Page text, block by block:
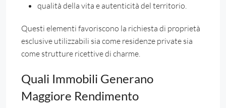
qualità della vita e autenticità del territorio.
Questi elementi favoriscono la richiesta di proprietà
esclusive utilizzabili sia come residenze private sia
come strutture ricettive di charme.
Quali Immobili Generano
Maggiore Rendimento